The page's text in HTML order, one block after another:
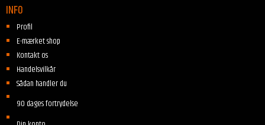
INFO
Profil
E-mærket shop
Kontakt os
Handelsvilkår
Sådan handler du
90 dages fortrydelse